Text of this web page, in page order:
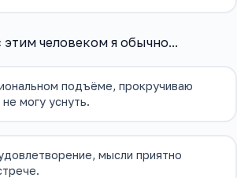
этим человеком я обычно...
подъёме, прокручиваю
могу уснуть.
мысли приятно